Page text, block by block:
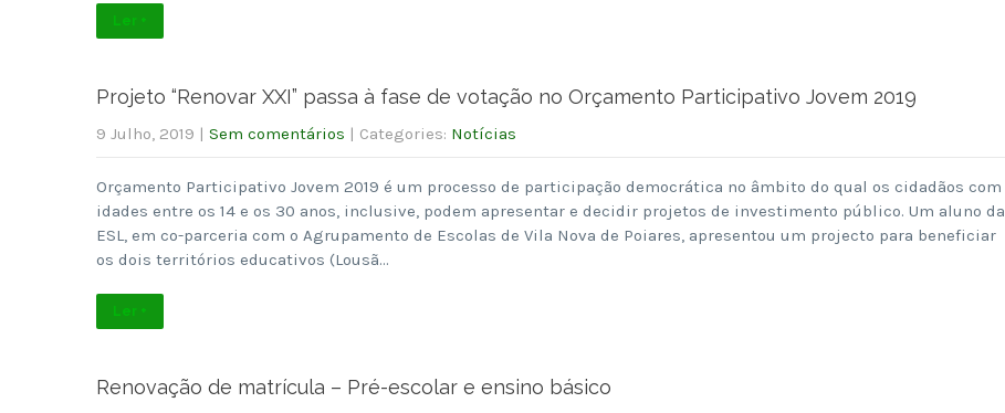
Ler +
Projeto “Renovar XXI” passa à fase de votação no Orçamento Participativo Jovem 2019
9 Julho, 2019 | Sem comentários | Categories: Notícias
Orçamento Participativo Jovem 2019 é um processo de participação democrática no âmbito do qual os cidadãos com
idades entre os 14 e os 30 anos, inclusive, podem apresentar e decidir projetos de investimento público. Um aluno da
ESL, em co-parceria com o Agrupamento de Escolas de Vila Nova de Poiares, apresentou um projecto para beneficiar
os dois territórios educativos (Lousã…
Ler +
Renovação de matrícula – Pré-escolar e ensino básico